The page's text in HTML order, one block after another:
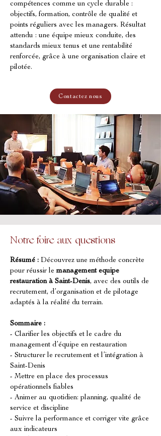
compétences comme un cycle durable :
objectifs, formation, contrôle de qualité et
points réguliers avec les managers. Résultat
attendu : une équipe mieux conduite, des
standards mieux tenus et une rentabilité
renforcée, grâce à une organisation claire et
pilotée.
Contactez nous
Notre foire aux questions
Résumé : Découvrez une méthode concrète
pour réussir le management equipe
restauration à Saint-Denis, avec des outils de
recrutement, d’organisation et de pilotage
adaptés à la réalité du terrain.
Sommaire :
- Clarifier les objectifs et le cadre du
management d’équipe en restauration
- Structurer le recrutement et l’intégration à
Saint-Denis
- Mettre en place des processus
opérationnels fiables
- Animer au quotidien: planning, qualité de
service et discipline
- Suivre la performance et corriger vite grâce
aux indicateurs